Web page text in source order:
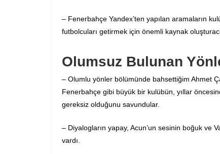
– Fenerbahçe Yandex’ten yapılan aramaların
futbolcuları getirmek için önemli kaynak
Olumsuz Bulunan
– Olumlu yönler bölümünde bahsettiğim Ahmet
Fenerbahçe gibi büyük bir kulübün, yıllar
gereksiz olduğunu savundular.
– Diyalogların yapay, Acun’un sesinin boğuk ve
vardı.